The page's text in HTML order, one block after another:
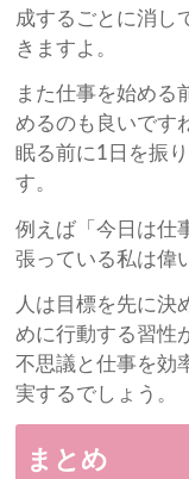
成するごとに消し
きますよ。
また仕事を始める
めるのも良いです
眠る前に1日を振
す。
例えば「今日は仕
張っている私は偉
人は目標を先に決
めに行動する習性
不思議と仕事を効
実するでしょう。
まとめ